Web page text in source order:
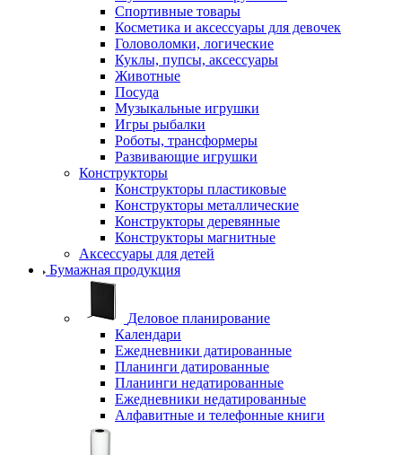
Спортивные товары
Косметика и аксессуары для девочек
Головоломки, логические
Куклы, пупсы, аксессуары
Животные
Посуда
Музыкальные игрушки
Игры рыбалки
Роботы, трансформеры
Развивающие игрушки
Конструкторы
Конструкторы пластиковые
Конструкторы металлические
Конструкторы деревянные
Конструкторы магнитные
Аксессуары для детей
Бумажная продукция
Деловое планирование
Календари
Ежедневники датированные
Планинги датированные
Планинги недатированные
Ежедневники недатированные
Алфавитные и телефонные книги